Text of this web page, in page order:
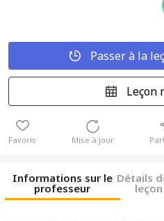
Passer à la
Leçon
Favoris Mise à jour
Informations sur le
professeur
Détails
leçon